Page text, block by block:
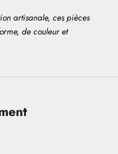
artisanale, ces pièces
de couleur et